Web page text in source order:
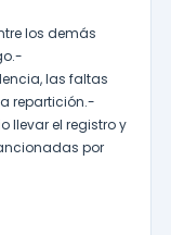
los demás
las faltas
repartición.-
llevar el registro y
por